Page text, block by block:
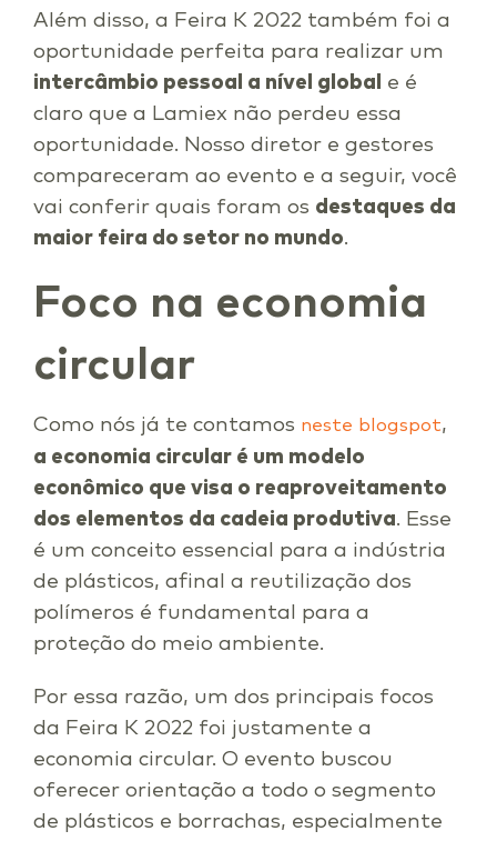
Além disso, a Feira K 2022 também foi a
oportunidade perfeita para realizar um
intercâmbio pessoal a nível global
e é
claro que a Lamiex não perdeu essa
oportunidade. Nosso diretor e gestores
compareceram ao evento e a seguir, você
vai conferir quais foram os destaques da
maior feira do setor no mundo.
Foco na economia
circular
Como nós já te contamos neste blogspot,
a economia circular é um modelo
econômico que visa o reaproveitamento
dos elementos da cadeia produtiva. Esse
é um conceito essencial para a indústria
de plásticos, afinal a reutilização dos
polímeros é fundamental para a
proteção do meio ambiente.
Por essa razão, um dos principais focos
da Feira K 2022 foi justamente a
economia circular. O evento buscou
oferecer orientação a todo o segmento
de plásticos e borrachas, especialmente